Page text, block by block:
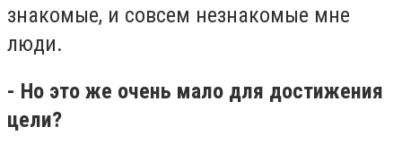
знакомые, и совсем незнакомые мне
люди.
- Но это же очень мало для достижения
цели?